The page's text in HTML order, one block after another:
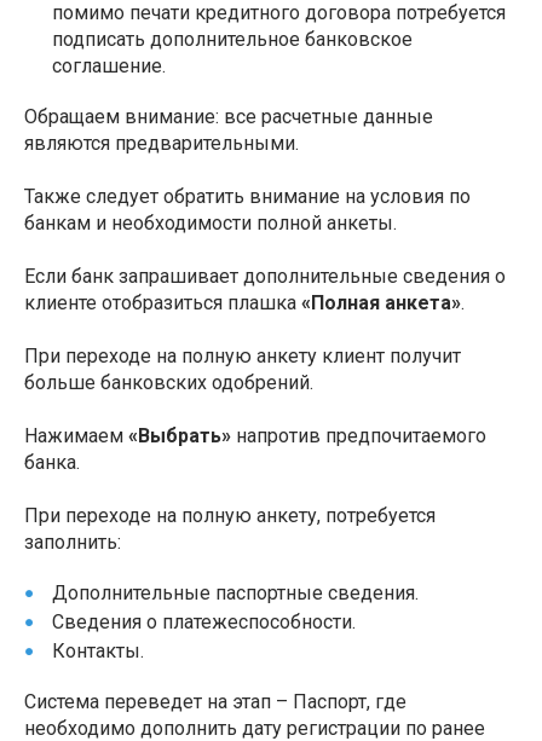
помимо печати кредитного договора потребуется
подписать дополнительное банковское
соглашение.
Обращаем внимание: все расчетные данные
являются предварительными.
Также следует обратить внимание на условия по
банкам и необходимости полной анкеты.
Если банк запрашивает дополнительные сведения о
клиенте отобразиться плашка «Полная анкета».
При переходе на полную анкету клиент получит
больше банковских одобрений.
Нажимаем «Выбрать» напротив предпочитаемого
банка.
При переходе на полную анкету, потребуется
заполнить:
Дополнительные паспортные сведения.
Сведения о платежеспособности.
Контакты.
Система переведет на этап – Паспорт, где
необходимо дополнить дату регистрации по ранее